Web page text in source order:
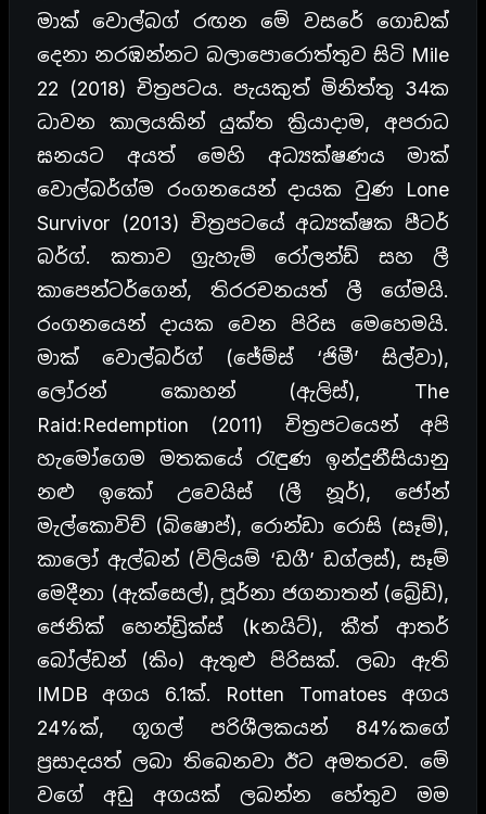
මාක් වොල්බග් රඟන මේ වසරේ ගොඩක්
දෙනා නරඹන්නට බලාපොරොත්තුව සිටි Mile
22 (2018) චිත්‍රපටය. පැයකුත් මිනිත්තු 34ක
ධාවන කාලයකින් යුක්ත ක්‍රියාදාම, අපරාධ
ඝනයට අයත් මෙහි අධ්‍යක්ෂණය මාක්
වොල්බර්ග්ම රංගනයෙන් දායක වුණ Lone
Survivor (2013) චිත්‍රපටයේ අධ්‍යක්ෂක පීටර්
බර්ග්. කතාව ග්‍රැහැම් රෝලන්ඩ් සහ ලී
කාපෙන්ටර්ගෙන්, තිරරචනයත් ලී ගේමයි.
රංගනයෙන් දායක වෙන පිරිස මෙහෙමයි.
මාක් වොල්බර්ග් (ජේම්ස් ‘ජිමී’ සිල්වා),
ලෝරන් කොහන් (ඇලිස්), The
Raid:Redemption (2011) චිත්‍රපටයෙන් අපි
හැමෝගෙම මතකයේ රැඳුණ ඉන්දුනීසියානු
නළු ඉකෝ උවෙයිස් (ලී නූර්), ජෝන්
මැල්කොවිච් (බිෂොප්), රොන්ඩා රොසි (සෑම්),
කාලෝ ඇල්බන් (විලියම් ‘ඩගී’ ඩග්ලස්), සෑම්
මෙදීනා (ඇක්සෙල්), පූර්නා ජගනාතන් (බ්‍රේඩි),
ජෙනික් හෙන්ඩ්‍රික්ස් (kනයිට්), කීත් ආතර්
බෝල්ඩන් (කිං) ඇතුළු පිරිසක්. ලබා ඇති
IMDB අගය 6.1ක්. Rotten Tomatoes අගය
24%ක්, ගූගල් පරිශීලකයන් 84%කගේ
ප්‍රසාදයත් ලබා තිබෙනවා ඊට අමතරව. මේ
වගේ අඩු අගයක් ලබන්න හේතුව මම